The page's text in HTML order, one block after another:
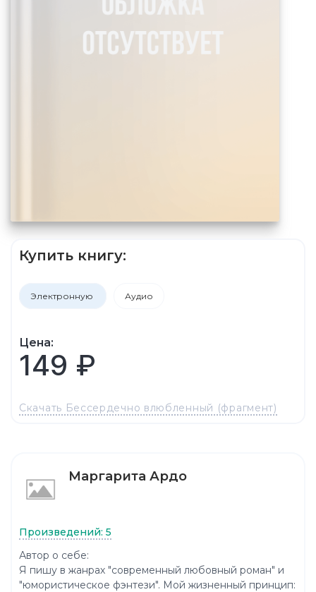
Купить книгу:
Электронную Аудио
Цена:
149 ₽
Скачать Бессердечно влюбленный (фрагмент)
Маргарита Ардо
Произведений: 5
Автор о себе:
Я пишу в жанрах "современный любовный роман" и
"юмористическое фэнтези". Мой жизненный принцип: